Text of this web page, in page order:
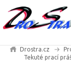
Drostra.cz
Tekuté prací